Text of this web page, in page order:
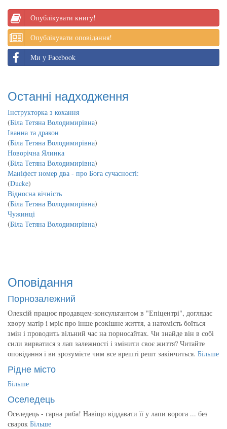
Опублікувати книгу!
Опублікувати оповідання!
Ми у Facebook
Останні надходження
Інструкторка з кохання
(Біла Тетяна Володимирівна)
Іванна та дракон
(Біла Тетяна Володимирівна)
Новорічна Ялинка
(Біла Тетяна Володимирівна)
Маніфест номер два - про Бога сучасності:
(Ducke)
Відносна вічність
(Біла Тетяна Володимирівна)
Чужинці
(Біла Тетяна Володимирівна)
Оповідання
Порнозалежний
Олексій працює продавцем-консультантом в "Епіцентрі", доглядає
хвору матір і мріє про інше розкішне життя, а натомість боїться
змін і проводить вільний час на порносайтах. Чи знайде він в собі
сили вирватися з лап залежності і змінити своє життя? Читайте
оповідання і ви зрозумієте чим все врешті решт закінчиться. Більше
Рідне місто
Більше
Оселедець
Оселедець - гарна риба! Навіщо віддавати її у лапи ворога ... без
сварок Більше